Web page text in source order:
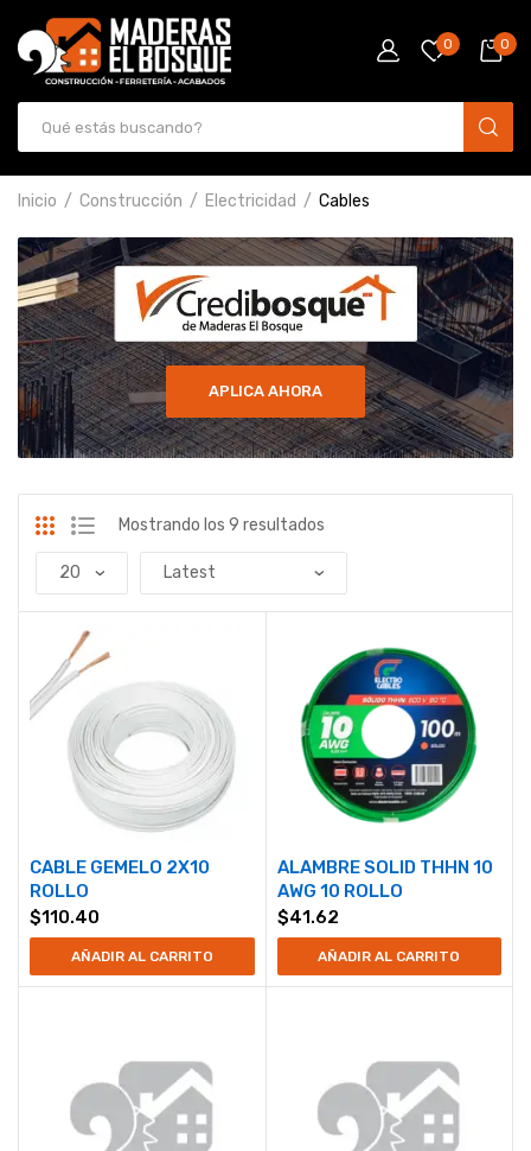
0 0
Inicio Construcción Electricidad Cables
APLICA AHORA
Mostrando los 9 resultados
CABLE GEMELO 2X10
ROLLO
$110.40
AÑADIR AL CARRITO
ALAMBRE SOLID THHN 10
AWG 10 ROLLO
$41.62
AÑADIR AL CARRITO